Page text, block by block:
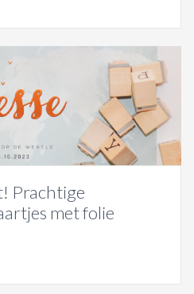
Prachtige
met folie